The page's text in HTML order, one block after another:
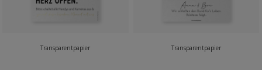
Transparentpapier Transparentpapier